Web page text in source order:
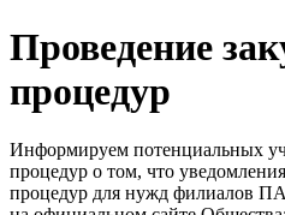
Проведение
процедур
Информируем потенциальных
процедур о том, что
процедур для нужд филиалов